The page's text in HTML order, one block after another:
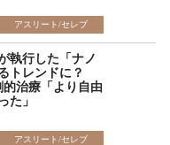
アスリート/セレブ
執行した「ナノ
トレンドに？
治療「より自由
た」
アスリート/セレブ